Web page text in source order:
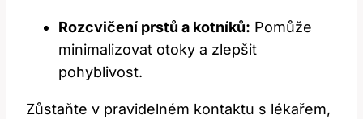
Rozcvičení prstů a kotníků: Pomůže
minimalizovat otoky a zlepšit
pohyblivost.
Zůstaňte v pravidelném kontaktu s lékařem,